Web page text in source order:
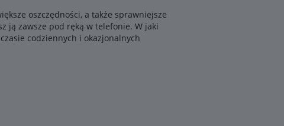
oszczędności, a także sprawniejsze
ją zawsze pod ręką w telefonie. W jaki
codziennych i okazjonalnych